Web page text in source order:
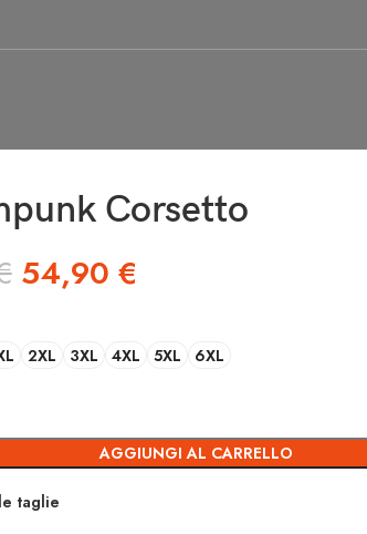
Corsetto
54,90 €
2XL 3XL 4XL 5XL 6XL
AGGIUNGI AL CARRELLO
taglie